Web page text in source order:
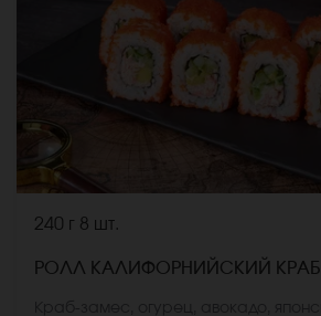
240 г 8 шт.
РОЛЛ КАЛИФОРНИЙСКИЙ КРАБ